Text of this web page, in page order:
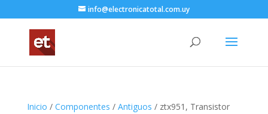
info@electronicatotal.com.uy
Inicio / Componentes / Antiguos / ztx951, Transistor